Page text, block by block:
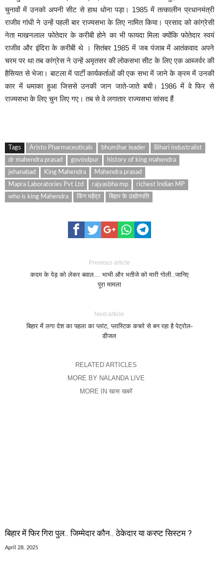
चुनावों में उनको अपनी सीट से हाथ धोना पड़ा। 1985 में तत्कालीन प्रधानमंत्री
राजीव गांधी ने उन्हें पहली बार राज्यसभा के लिए नामित किया। प्रसाद को कांग्रेसी
नेता माखनलाल फोतेदार के करीबी होने का भी फायदा मिला क्योंकि फोतेदार स्वयं
राजीव और इंदिरा के करीबी थे । सितंबर 1985 में जब पंजाब में आतंकवाद अपने
चरम पर था तब कांग्रेस ने उन्हें अमृतसर की लोकसभा सीट के लिए एक आब्जर्वर की
हैसियत से भेजा। बाटला में पार्टी कार्यकर्ताओं की एक सभा में जाने के क्रम में उनकी
कार में धमाका हुआ जिससे उनकी जान जाते-जाते बची। 1986 में वे फिर से
राज्यसभा के लिए चुन लिए गए। तब से वे लगातार राज्यसभा सांसद हैं
Tags Aristo Pharmaceuticals bhumihar leader
Bihari industralist
dr mahendra prasad
govindpur
history of king mahendra
jehanabad
King Mahendra
Mahendra prasad
Mapra Laboratories Pvt Ltd
rajyasbha mp
richest Indian MP
who is king Mahendra
किंग महेंद्र बिहार के उद्योगपति
Previous article
कदम के पेड़ को लेकर बवाल… भाभी और भतीजे को मारी गोली..जानिए
पूरा मामला
Next article
बिहार में लगा देश का पहला का प्लांट, प्लास्टिक कचरे से बन रहा है पेट्रोल-
डीजल
RELATED ARTICLES
MORE BY NALANDA LIVE
MORE IN खास खबरें
बिहार में फिर गिरा पुल.. जिम्मेदार कौन.. ठेकेदार या करप्ट सिस्टम ?
April 28, 2025